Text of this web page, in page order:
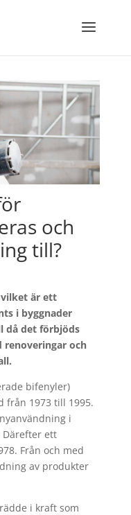
och
till?
vilket är ett
i byggnader
då det förbjöds
renoveringar och
bifenyler)
från 1973 till 1995.
i
Därefter ett
Från och med
av produkter
i kraft som